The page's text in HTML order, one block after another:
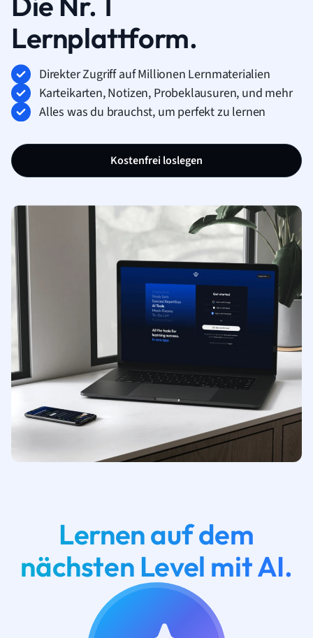
Lernplattform.
Direkter Zugriff auf Millionen Lernmaterialien
Karteikarten, Notizen, Probeklausuren, und mehr
Alles was du brauchst, um perfekt zu lernen
Kostenfrei loslegen
Lernen auf dem
nächsten Level mit AI.